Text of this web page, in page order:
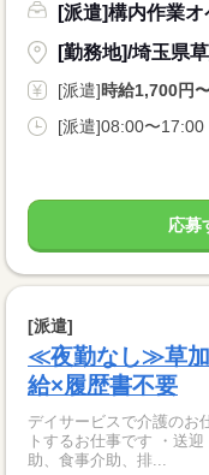
[派遣]構内作業
[勤務地]/埼玉県
[派遣]時給1,700円
[派遣]08:00〜17:00
応募
[派遣]
≪夜勤なし≫草
給×履歴書不要
デイサービスで介護のお
トするお仕事です ・送
助、食事介助、排...